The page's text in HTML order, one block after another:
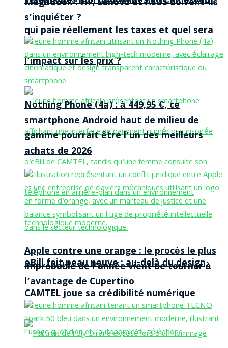
qui paie réellement les taxes et quel sera
l’impact sur les prix ?
eBill fait peau neuve : au-delà du design,
CAMTEL joue sa crédibilité numérique
MegaBook : HP, Lenovo et ASUS doivent-ils
s’inquiéter ?
Nothing Phone (4a) : à 449,95 €, ce
smartphone Android haut de milieu de
gamme pourrait être l’un des meilleurs
achats de 2026
Apple contre une orange : le procès le plus
improbable de l’année vient de tourner à
l’avantage de Cupertino